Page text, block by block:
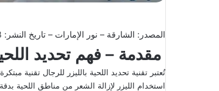
المصدر: الشارقة – نور الإمارات – تاريخ النشر: 18 أكتوبر 2023
مقدمة – فهم تحديد
تُعتبر تقنية تحديد اللحية بالليزر للرجال تقنية
استخدام الليزر لإزالة الشعر من مناطق اللحية